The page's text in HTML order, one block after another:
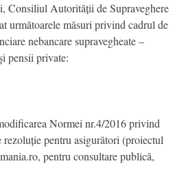
Consiliul Autorității de Supraveghere
următoarele măsuri privind cadrul de
nebancare supravegheate –
pensii private:
Normei nr.4/2016 privind
pentru asigurători (proiectul
pentru consultare publică,